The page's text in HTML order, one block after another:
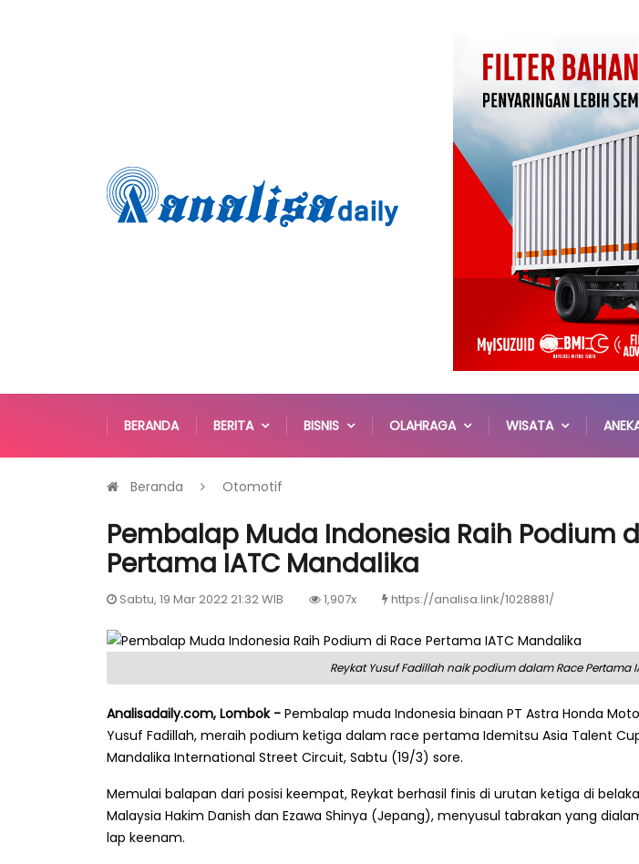
BERANDA BERITA BISNIS OLAHRAGA WISATA
Beranda Otomotif
Pembalap Muda Indonesia Raih Podium
Pertama IATC Mandalika
Sabtu, 19 Mar 2022 21:32 WIB 1,907x https://analisa.link/1028881/
Reykat Yusuf Fadillah naik podium dalam Race Pertama
Analisadaily.com, Lombok - Pembalap muda Indonesia binaan PT Astra Honda
Yusuf Fadillah, meraih podium ketiga dalam race pertama Idemitsu Asia Talent
Mandalika International Street Circuit, Sabtu (19/3) sore.
Memulai balapan dari posisi keempat, Reykat berhasil finis di urutan ketiga di
Malaysia Hakim Danish dan Ezawa Shinya (Jepang), menyusul tabrakan yang
lap keenam.